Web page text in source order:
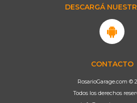
DESCARGÁ
CONTACTO
RosarioGarage.com ©
Todos los derechos